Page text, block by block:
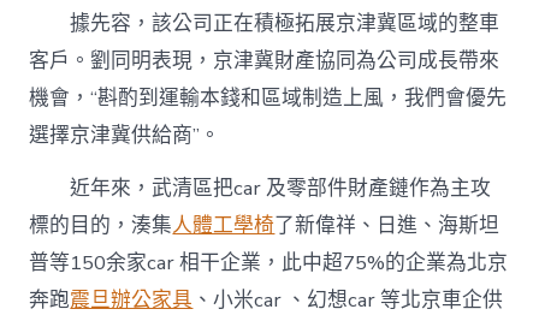
據先容，該公司正在積極拓展京津冀區域的整車
客戶。劉同明表現，京津冀財產協同為公司成長帶來
機會，“斟酌到運輸本錢和區域制造上風，我們會優先
選擇京津冀供給商”。
近年來，武清區把car 及零部件財產鏈作為主攻
標的目的，湊集人體工學椅了新偉祥、日進、海斯坦
普等150余家car 相干企業，此中超75%的企業為北京
奔跑震旦辦公家具 、小米car 、幻想car 等北京車企供